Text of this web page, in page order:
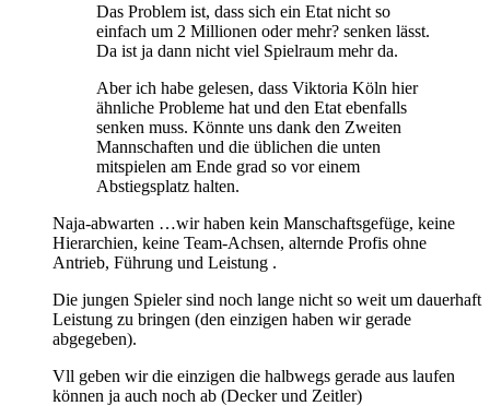
Das Problem ist, dass sich ein Etat nicht so
einfach um 2 Millionen oder mehr? senken lässt.
Da ist ja dann nicht viel Spielraum mehr da.
Aber ich habe gelesen, dass Viktoria Köln hier
ähnliche Probleme hat und den Etat ebenfalls
senken muss. Könnte uns dank den Zweiten
Mannschaften und die üblichen die unten
mitspielen am Ende grad so vor einem
Abstiegsplatz halten.
Naja-abwarten …wir haben kein Manschaftsgefüge, keine
Hierarchien, keine Team-Achsen, alternde Profis ohne
Antrieb, Führung und Leistung .
Die jungen Spieler sind noch lange nicht so weit um dauerhaft
Leistung zu bringen (den einzigen haben wir gerade
abgegeben).
Vll geben wir die einzigen die halbwegs gerade aus laufen
können ja auch noch ab (Decker und Zeitler)